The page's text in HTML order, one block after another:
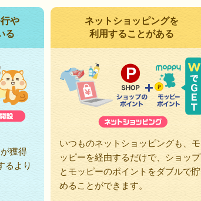
や
る
獲得
るより
ネットショッピングを
利用することがある
いつものネットショッピングも、モ
ッピーを経由するだけで、ショップ
とモッピーのポイントをダブルで貯
めることができます。